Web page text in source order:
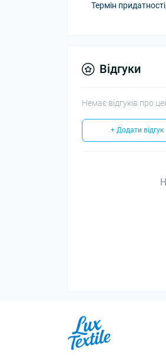
Термін
Відгуки
Немає відгуків про
+ Додати відгук